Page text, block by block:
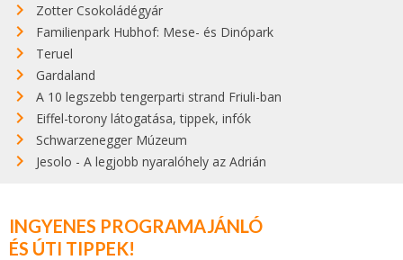
Zotter Csokoládégyár
Familienpark Hubhof: Mese- és Dinópark
Teruel
Gardaland
A 10 legszebb tengerparti strand Friuli-ban
Eiffel-torony látogatása, tippek, infók
Schwarzenegger Múzeum
Jesolo - A legjobb nyaralóhely az Adrián
INGYENES PROGRAMAJÁNLÓ
ÉS ÚTI TIPPEK!